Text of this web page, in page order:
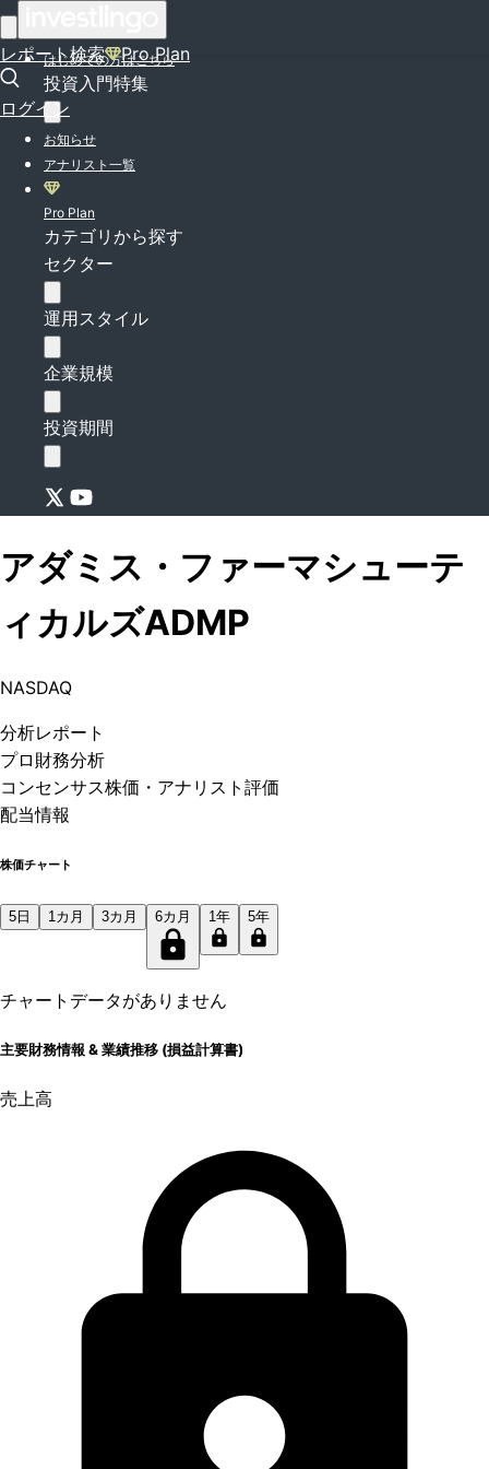
レポート検索 Pro Plan
ログイン
はじめての方はこちら
投資入門特集
お知らせ
アナリスト一覧
Pro Plan
カテゴリから探す
セクター
運用スタイル
企業規模
投資期間
アダミス・ファーマシューテ
ィカルズADMP
NASDAQ
分析レポート
プロ 財務分析
コンセンサス株価 ・アナリスト評価
配当情報
株価チャート
5日 1カ月 3カ月 6カ月 1年 5年
チャートデータがありません
主要財務情報 & 業績推移 (損益計算書)
売上高